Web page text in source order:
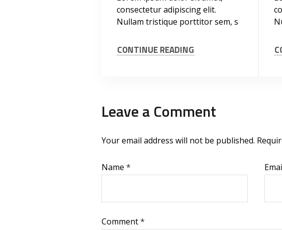
consectetur adipiscing elit.
Nullam tristique porttitor sem, s
CONTINUE READING
Leave a Comment
Your email address will not be published.
Name *
Comment*